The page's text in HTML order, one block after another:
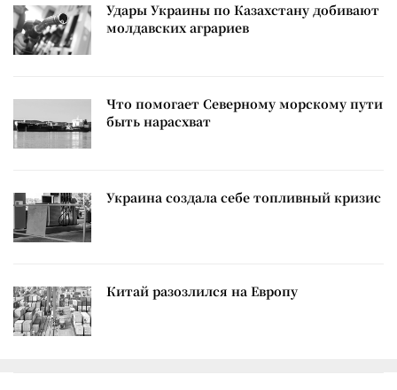
Удары Украины по Казахстану добивают
молдавских аграриев
Что помогает Северному морскому пути
быть нарасхват
Украина создала себе топливный кризис
Китай разозлился на Европу